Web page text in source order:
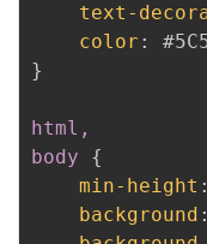
text-
color :
}
html,
body
{
min-height :
background :